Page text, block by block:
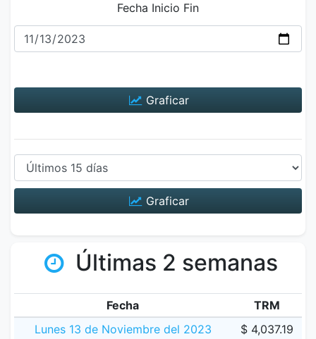
Fecha Inicio Fin
Graficar
Graficar
Últimas 2 semanas
Fecha
TRM
Lunes 13 de Noviembre del 2023
$ 4,037.19